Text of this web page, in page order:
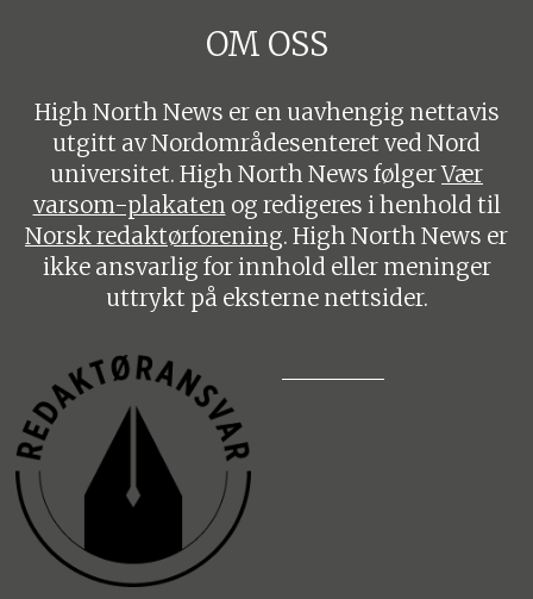
OM OSS
High North News er en uavhengig nettavis
utgitt av Nordområdesenteret ved Nord
universitet. High North News følgerVær
varsom-plakaten og redigeres i henhold til
Norsk redaktørforening. High North News er
ikke ansvarlig for innhold eller meninger
uttrykt på eksterne nettsider.